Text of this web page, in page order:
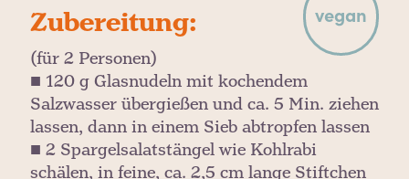
vegan
Zubereitung:
(für 2 Personen)
■ 120 g Glasnudeln mit kochendem
Salzwasser übergießen und ca. 5 Min. ziehen
lassen, dann in einem Sieb abtropfen lassen
■ 2 Spargelsalatstängel wie Kohlrabi
schälen, in feine, ca. 2,5 cm lange Stiftchen